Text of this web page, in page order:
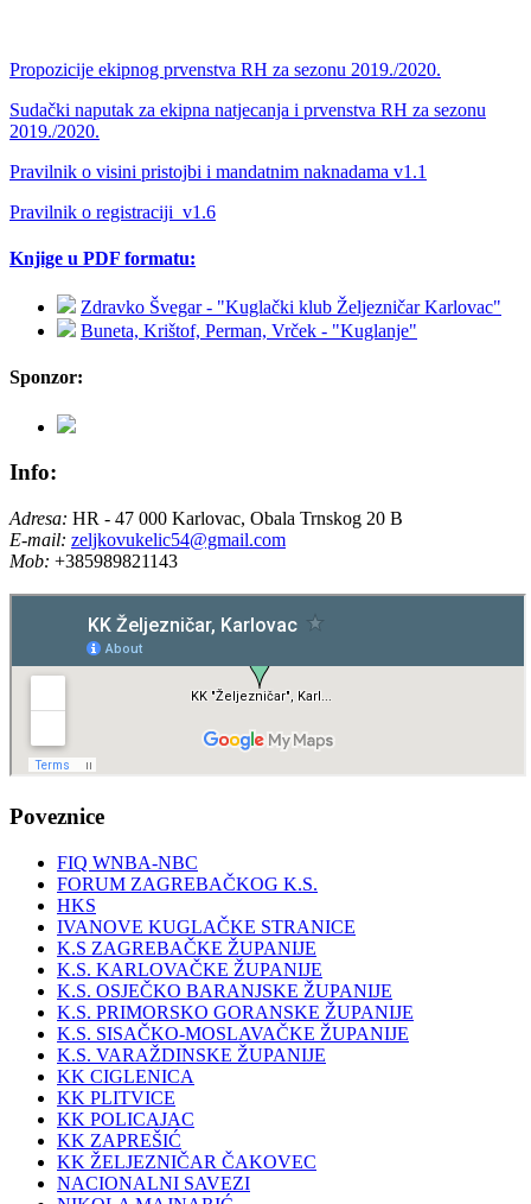
Propozicije ekipnog prvenstva RH za sezonu 2019./2020.
Sudački naputak za ekipna natjecanja i prvenstva RH za sezonu
2019./2020.
Pravilnik o visini pristojbi i mandatnim naknadama v1.1
Pravilnik o registraciji_v1.6
Knjige u PDF formatu:
Zdravko Švegar - "Kuglački klub Željezničar Karlovac"
Buneta, Krištof, Perman, Vrček - "Kuglanje"
Sponzor:
Info:
Adresa: HR - 47 000 Karlovac, Obala Trnskog 20 B
E-mail: zeljkovukelic54@gmail.com
Mob: +385989821143
Poveznice
FIQ WNBA-NBC
FORUM ZAGREBAČKOG K.S.
HKS
IVANOVE KUGLAČKE STRANICE
K.S ZAGREBAČKE ŽUPANIJE
K.S. KARLOVAČKE ŽUPANIJE
K.S. OSJEČKO BARANJSKE ŽUPANIJE
K.S. PRIMORSKO GORANSKE ŽUPANIJE
K.S. SISAČKO-MOSLAVAČKE ŽUPANIJE
K.S. VARAŽDINSKE ŽUPANIJE
KK CIGLENICA
KK PLITVICE
KK POLICAJAC
KK ZAPREŠIĆ
KK ŽELJEZNIČAR ČAKOVEC
NACIONALNI SAVEZI